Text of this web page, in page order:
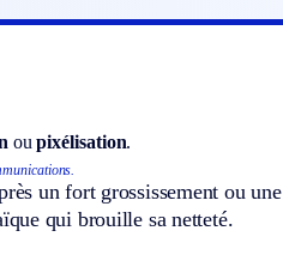
oupixélisation.
un fort grossissement ou
qui brouille sa netteté.